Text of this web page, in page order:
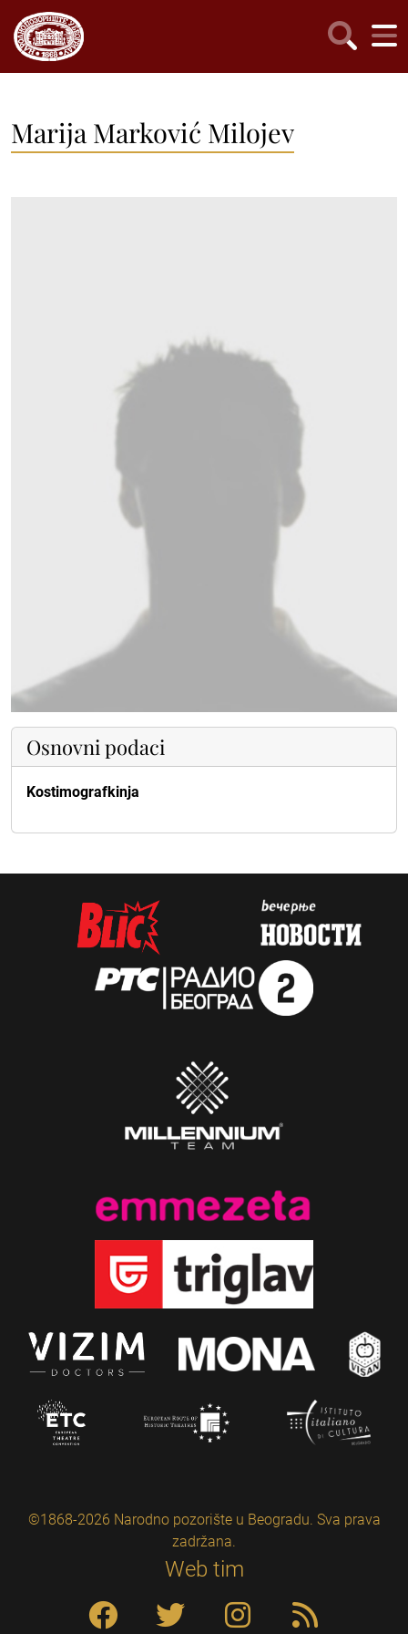
Marija Marković Milojev
Osnovni podaci
Kostimografkinja
©1868-2026 Narodno pozorište u Beogradu. Sva prava
zadržana.
Web tim